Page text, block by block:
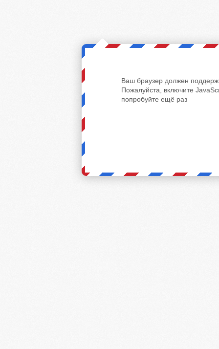
Ваш браузер должен
Пожалуйста, включите
попробуйте ещё раз